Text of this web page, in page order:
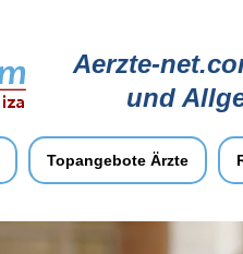
Aerzte-
und
Topangebote Ärzte